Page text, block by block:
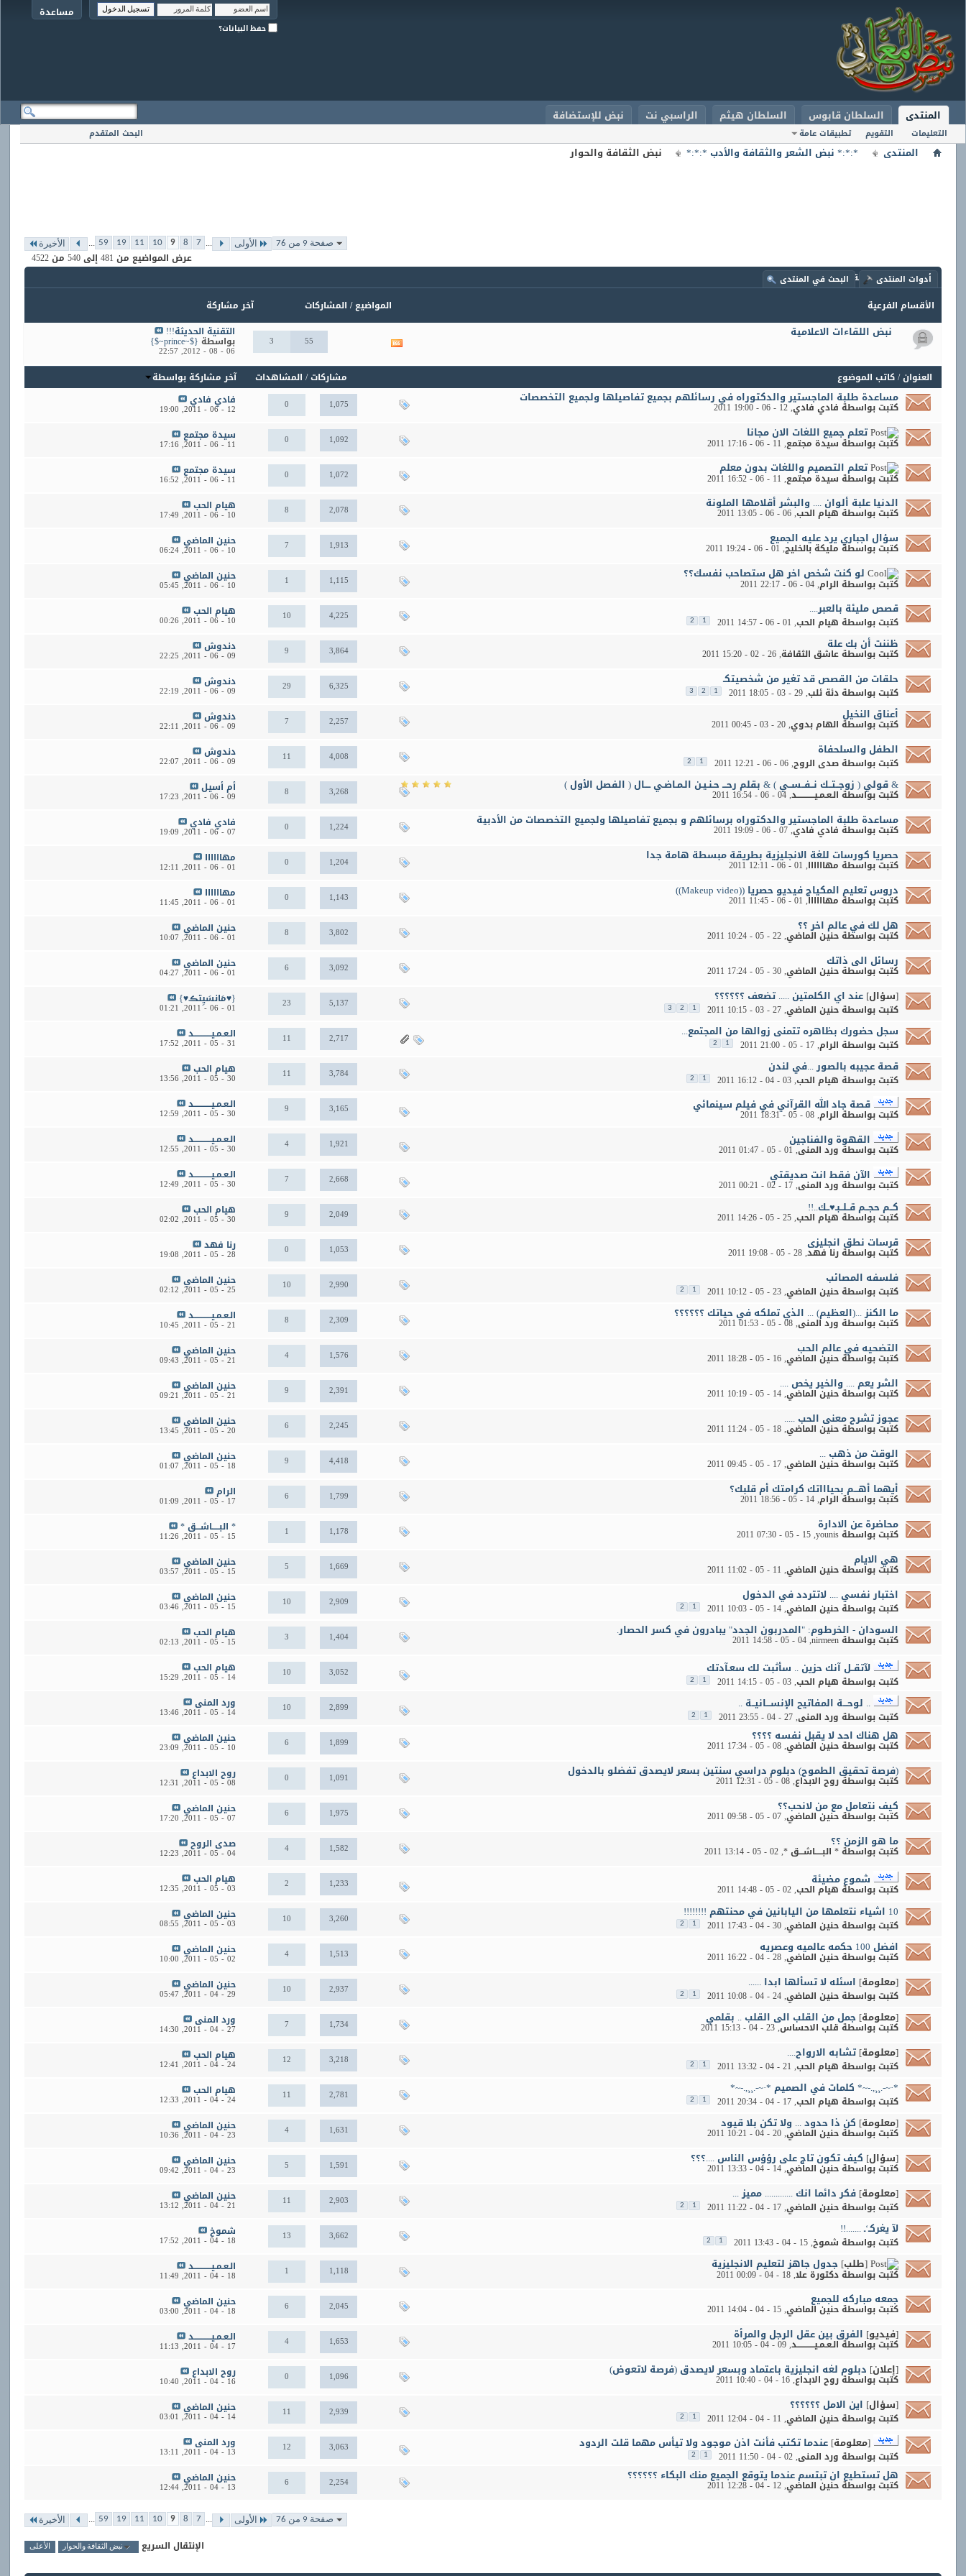
مساعدة
حفظ البيانات؟
المنتدى
التعليمات التقويم تطبيقات عامة
السلطان قابوس السلطان هيثم الراسبي نت نبض للإستضافة
البحث المتقدم
المنتدى *:*:* نبض الشعر والثقافة والأدب *:*:* نبض الثقافة والحوار
صفحة 9 من 76 الأولى ...
7
8
9
10
11
19
59
... الأخيرة
عرض المواضيع من 481 إلى 540 من 4522
المنتدى:نبض الثقافة والحوارأدوات المنتدى البحث في المنتدى
الأقسام الفرعية المواضيع / المشاركات آخر مشاركة
نبض اللقاءات الاعلامية
هذا
3 55
التقنية الحديثة!!!
بواسطة {$~prince~$}
06 - 08 - 2012,
22:57
العنوان/كاتب الموضوع مشاركات/ المشاهدات آخر مشاركة بواسطة
مساعدة طلبة الماجستير والدكتوراه في رسائلهم بجميع تفاصيلها ولجميع التخصصات
كتبت بواسطة فادي فادي‏, 12 - 06 - 2011 19:00
0 1,075 فادي فادي
12 - 06 - 2011,
19:00
تعلم جميع اللغات الان مجانا
كتبت بواسطة سيدة مجتمع‏, 11 - 06 - 2011 17:16
0 1,092 سيدة مجتمع
11 - 06 - 2011,
17:16
تعلم التصميم واللغات بدون معلم
كتبت بواسطة سيدة مجتمع‏, 11 - 06 - 2011 16:52
0 1,072 سيدة مجتمع
11 - 06 - 2011,
16:52
الدنيا علبة ألوان .... والبشر أقلامها الملونة
كتبت بواسطةهيام الحب‏, 06 - 06 - 2011 13:05
8 2,078 هيام الحب
10 - 06 - 2011,
17:49
سؤال اجباري يرد عليه الجميع
كتبت بواسطةمليكة بالخليج‏, 01 - 06 - 2011 19:24
7 1,913 حنين الماضي
10 - 06 - 2011,
06:24
لو كنت شخص اخر هل ستصاحب نفسك؟؟
كتبت بواسطة الرام‏, 04 - 06 - 2011 22:17
1 1,115 حنين الماضي
10 - 06 - 2011,
05:45
قصص مليئة بالعبر....
كتبت بواسطة هيام الحب‏, 01 - 06 - 2011 14:57
1
2
10 4,225 هيام الحب
10 - 06 - 2011,
00:26
ظننت أن بك علة
كتبت بواسطةعاشق الثقافة‏, 26 - 02 - 2011 15:20
9 3,864 دندوش
09 - 06 - 2011,
22:25
حلقات من القصص قد تغير من شخصيتكـ
كتبت بواسطةدئة ئلب‏, 29 - 03 - 2011 18:05
1
2
3
29 6,325 دندوش
09 - 06 - 2011,
22:19
أعناق النخيل
كتبت بواسطة الهام بدوي‏, 20 - 03 - 2011 00:45
7 2,257 دندوش
09 - 06 - 2011,
22:11
الطفل والسلحفاة
كتبت بواسطةصدى الروح‏, 06 - 06 - 2011 12:21
1
2
11 4,008 دندوش
09 - 06 - 2011,
22:07
& قولي ( زوجــتــك نــفــســي ) & بقلم رحـــ حـنـيـن الـمـاضـي ــــال ( الفصل الأول )
كتبت بواسطةالـعـمـيــــــــــــد‏, 04 - 06 - 2011 16:54
8 3,268 أم أسيل
09 - 06 - 2011,
17:23
مساعدة طلبة الماجستير والدكتوراه برسائلهم و بجميع تفاصيلها ولجميع التخصصات من الأدبية
كتبت بواسطة فادي فادي‏, 07 - 06 - 2011 19:09
0 1,224 فادي فادي
07 - 06 - 2011,
19:09
حصريا كورسات للغة الانجليزية بطريقة مبسطة هامة جدا
كتبت بواسطة مهاااااا‏, 01 - 06 - 2011 12:11
0 1,204 مهاااااا
01 - 06 - 2011,
12:11
دروس تعليم المكياج فيديو حصريا ((Makeup video))
كتبت بواسطة مهاااااا‏, 01 - 06 - 2011 11:45
0 1,143 مهاااااا
01 - 06 - 2011,
11:45
هل لك في عالم اخر ؟؟
كتبت بواسطةحنين الماضي‏, 22 - 05 - 2011 10:24
8 3,802 حنين الماضي
01 - 06 - 2011,
10:07
رسائل الى ذاتك
كتبت بواسطةحنين الماضي‏, 30 - 05 - 2011 17:24
6 3,092 حنين الماضي
01 - 06 - 2011,
04:27
[سؤال]عند اي الكلمتين ..... تضعف ؟؟؟؟؟؟
كتبت بواسطةحنين الماضي‏, 27 - 03 - 2011 10:15
1
2
3
23 5,137 {♥مَانسَيِتڪ♥}
01 - 06 - 2011,
01:21
سجل حضورك بظاهره تتمنى زوالها من المجتمع...
كتبت بواسطة الرام‏, 17 - 05 - 2011 21:00
1
2
11 2,717 الـعـمـيــــــــــــد
31 - 05 - 2011,
17:52
قصة عجيبه بالصور ...في لندن
كتبت بواسطة هيام الحب‏, 03 - 04 - 2011 16:12
1
2
11 3,784 هيام الحب
30 - 05 - 2011,
13:56
قصة جاد الله القرآني في فيلم سينمائي
كتبت بواسطة الرام‏, 08 - 05 - 2011 18:31
9 3,165 الـعـمـيــــــــــــد
30 - 05 - 2011,
12:59
القهوة والفناجين
كتبت بواسطة ورد المنى‏, 01 - 05 - 2011 01:47
4 1,921 الـعـمـيــــــــــــد
30 - 05 - 2011,
12:55
الآن فقط انت صديقتي
كتبت بواسطة ورد المنى‏, 17 - 02 - 2011 00:21
7 2,668 الـعـمـيــــــــــــد
30 - 05 - 2011,
12:49
كــم حجــم قــلــبـ♥ــك..!!
كتبت بواسطةهيام الحب‏, 25 - 05 - 2011 14:26
9 2,049 هيام الحب
30 - 05 - 2011,
02:02
قرسات نطق انجليزى
كتبت بواسطةرنا فهد‏, 28 - 05 - 2011 19:08
0 1,053 رنا فهد
28 - 05 - 2011,
19:08
فلسفه المصائب
كتبت بواسطةحنين الماضي‏, 23 - 05 - 2011 10:12
1
2
10 2,990 حنين الماضي
25 - 05 - 2011,
02:12
ما الكنز ...(العظيم) ... الذي تملكه في حياتك ؟؟؟؟؟؟
كتبت بواسطة ورد المنى‏, 08 - 05 - 2011 01:53
8 2,309 الـعـمـيــــــــــــد
21 - 05 - 2011,
10:45
التضحيه في عالم الحب
كتبت بواسطةحنين الماضي‏, 16 - 05 - 2011 18:28
4 1,576 حنين الماضي
21 - 05 - 2011,
09:43
الشر يعم .... والخير يخص ....
كتبت بواسطةحنين الماضي‏, 14 - 05 - 2011 10:19
9 2,391 حنين الماضي
21 - 05 - 2011,
09:21
عجوز تشرح معنى الحب .....
كتبت بواسطةحنين الماضي‏, 18 - 05 - 2011 11:24
6 2,245 حنين الماضي
20 - 05 - 2011,
13:45
الوقت من ذهب ...
كتبت بواسطةحنين الماضي‏, 17 - 05 - 2011 09:45
9 4,418 حنين الماضي
18 - 05 - 2011,
01:07
أيهما أهـــم بحياااتك كرامتك أم قلبك؟
كتبت بواسطةالرام‏, 14 - 05 - 2011 18:56
6 1,799 الرام
17 - 05 - 2011,
01:09
محاضرة عن الادارة
كتبت بواسطةyounis
‏, 15 - 05 - 2011 07:30
1 1,178 * البـــــاشـــق *
15 - 05 - 2011,
11:26
هي الايام
كتبت بواسطةحنين الماضي‏, 11 - 05 - 2011 11:02
5 1,669 حنين الماضي
15 - 05 - 2011,
03:57
اختبار نفسي .... لاتتردد في الدخول
كتبت بواسطةحنين الماضي‏, 14 - 05 - 2011 10:03
1
2
10 2,909 حنين الماضي
15 - 05 - 2011,
03:46
السودان - الخرطوم: "المدربون الجدد" يبادرون في كسر الحصار.
كتبت بواسطةnirmeen
‏, 04 - 05 - 2011 14:58
3 1,404 هيام الحب
15 - 05 - 2011,
02:13
لآتقــل آنك حزين .. سأثبت لك سعـآدتك
كتبت بواسطة هيام الحب‏, 03 - 05 - 2011 14:15
1
2
10 3,052 هيام الحب
14 - 05 - 2011,
15:29
.. لوحـــة المفاتيح الإنســـانيــة ..
كتبت بواسطة ورد المنى‏, 27 - 04 - 2011 23:55
1
2
10 2,899 ورد المنى
14 - 05 - 2011,
13:46
هل هناك احد لا يقبل نفسه ؟؟؟؟
كتبت بواسطةحنين الماضي‏, 08 - 05 - 2011 17:34
6 1,899 حنين الماضي
10 - 05 - 2011,
23:09
(فرصة تحقيق الطموح) دبلوم دراسي سنتين بسعر لايصدق تفضلو بالدخول
كتبت بواسطةروح الابداع‏, 08 - 05 - 2011 12:31
0 1,091 روح الابداع
08 - 05 - 2011,
12:31
كيف نتعامل مع من لانحب؟؟
كتبت بواسطةحنين الماضي‏, 07 - 05 - 2011 09:58
6 1,975 حنين الماضي
07 - 05 - 2011,
17:20
ما هو الزمن ؟؟
كتبت بواسطة* البـــــاشـــق *‏, 02 - 05 - 2011 13:14
4 1,582 صدى الروح
04 - 05 - 2011,
12:23
شموع مضيئة
كتبت بواسطة هيام الحب‏, 02 - 05 - 2011 14:48
2 1,233 هيام الحب
03 - 05 - 2011,
12:35
10 اشياء نتعلمها من اليابانين في محنتهم !!!!!!!!
كتبت بواسطةحنين الماضي‏, 30 - 04 - 2011 17:43
1
2
10 3,260 حنين الماضي
03 - 05 - 2011,
08:55
افضل 100 حكمه عالميه وعصريه
كتبت بواسطةحنين الماضي‏, 28 - 04 - 2011 16:22
4 1,513 حنين الماضي
02 - 05 - 2011,
10:00
[معلومة] اسئله لا تسألها ابدا ......
كتبت بواسطةحنين الماضي‏, 24 - 04 - 2011 10:08
1
2
10 2,937 حنين الماضي
29 - 04 - 2011,
05:47
[معلومة]جمل من القلب الى القلب .. بقلمي
كتبت بواسطةقلب الاحساس‏, 23 - 04 - 2011 15:13
7 1,734 ورد المنى
27 - 04 - 2011,
14:30
[معلومة]تشابه الارواح....
كتبت بواسطة هيام الحب‏, 21 - 04 - 2011 13:32
1
2
12 3,218 هيام الحب
24 - 04 - 2011,
12:41
*·~-.¸¸,.-~* كلمات في الصميم *·~-.¸¸,.-~*
كتبت بواسطة هيام الحب‏, 17 - 04 - 2011 20:34
1
2
11 2,781 هيام الحب
24 - 04 - 2011,
12:33
[معلومة] كن ذا حدود ... ولا تكن بلا قيود
كتبت بواسطةحنين الماضي‏, 20 - 04 - 2011 10:21
4 1,631 حنين الماضي
23 - 04 - 2011,
10:36
[سؤال] كيف تكون تاج على رؤؤس الناس ....؟؟؟
كتبت بواسطةحنين الماضي‏, 14 - 04 - 2011 13:33
5 1,591 حنين الماضي
23 - 04 - 2011,
09:42
[معلومة]فكر دائما انك ............. مميز ...
كتبت بواسطةحنين الماضي‏, 17 - 04 - 2011 11:22
1
2
11 2,903 حنين الماضي
21 - 04 - 2011,
13:12
لآ يغركـ‘ـ .......!!
كتبت بواسطة شموخ‏, 15 - 04 - 2011 13:43
1
2
13 3,662 شموخ
18 - 04 - 2011,
17:52
[طلب]جدول جاهز لتعليم الانجليزية
كتبت بواسطةدكتورة علا‏, 18 - 04 - 2011 00:09
1 1,118 الـعـمـيــــــــــــد
18 - 04 - 2011,
11:49
جمعه مباركه للجميع
كتبت بواسطةحنين الماضي‏, 15 - 04 - 2011 14:04
6 2,045 حنين الماضي
18 - 04 - 2011,
03:00
[فيديو] الفرق بين عقل الرجل والمرأة
كتبت بواسطةالـعـمـيــــــــــــد‏, 09 - 04 - 2011 10:05
4 1,653 الـعـمـيــــــــــــد
17 - 04 - 2011,
11:13
[إعلان] دبلوم لغه انجليزية باعتماد وبسعر لايصدق (فرصة لاتعوض)
كتبت بواسطةروح الابداع‏, 16 - 04 - 2011 10:40
0 1,096 روح الابداع
16 - 04 - 2011,
10:40
[سؤال] اين الامل ؟؟؟؟؟؟
كتبت بواسطةحنين الماضي‏, 11 - 04 - 2011 12:04
1
2
11 2,939 حنين الماضي
14 - 04 - 2011,
03:01
[معلومة]عندما تكتب فأنت اذن موجود ولا تيأس مهما قلت الردود
كتبت بواسطة ورد المنى‏, 02 - 04 - 2011 11:50
1
2
12 3,063 ورد المنى
13 - 04 - 2011,
13:11
هل تستطيع ان تبتسم عندما يتوقع الجميع منك البكاء ؟؟؟؟؟؟
كتبت بواسطةحنين الماضي‏, 12 - 04 - 2011 12:28
6 2,254 حنين الماضي
13 - 04 - 2011,
12:44
صفحة 9 من 76 الأولى ...
7
8
9
10
11
19
59
... الأخيرة
الإنتقال السريع نبض الثقافة والحوار الأعلى